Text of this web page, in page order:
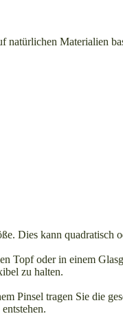
Materialien
Dies kann
Topf oder in einem
zu halten.
Pinsel tragen Sie die